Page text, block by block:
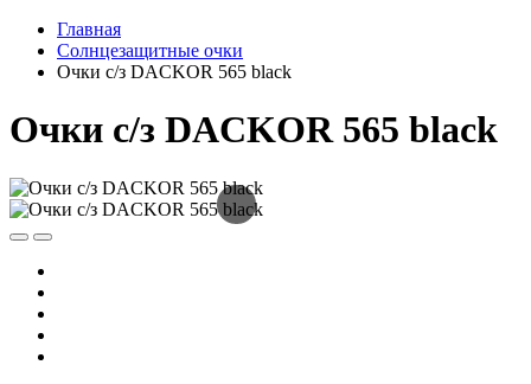
Главная
Солнцезащитные очки
Очки с/з DACKOR 565 black
Очки с/з DACKOR 565 black